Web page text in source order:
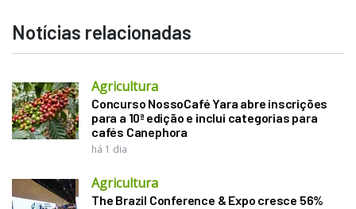
Notícias relacionadas
Agricultura
Concurso NossoCafé Yara abre inscrições
para a 10ª edição e inclui categorias para
cafés Canephora
há 1 dia
Agricultura
The Brazil Conference & Expo cresce 56%